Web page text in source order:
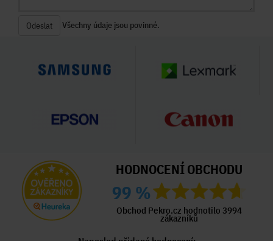
Odeslat Všechny údaje jsou povinné.
HODNOCENÍ OBCHODU
99 %
Obchod Pekro.cz hodnotilo 3994
zákazníků